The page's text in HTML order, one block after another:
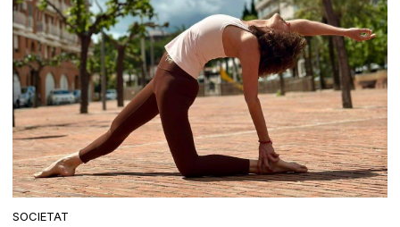
SOCIETAT